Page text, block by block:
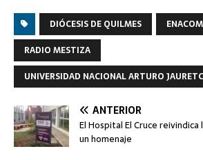
DIÓCESIS DE QUILMES
ENACOM
RADIO MESTIZA
UNIVERSIDAD NACIONAL ARTURO
ANTERIOR
El Hospital El Cruce
un homenaje